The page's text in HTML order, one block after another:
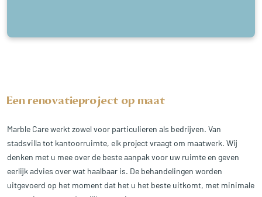
Een renovatieproject op maat
Marble Care werkt zowel voor particulieren als bedrijven. Van
stadsvilla tot kantoorruimte, elk project vraagt om maatwerk. Wij
denken met u mee over de beste aanpak voor uw ruimte en geven
eerlijk advies over wat haalbaar is. De behandelingen worden
uitgevoerd op het moment dat het u het beste uitkomt, met minimale